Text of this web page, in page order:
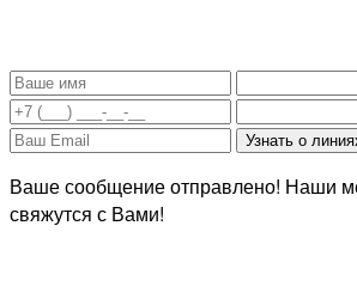
Ваше сообщение отправлено! Наши
свяжутся с Вами!